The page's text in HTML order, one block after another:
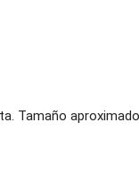
Tamaño